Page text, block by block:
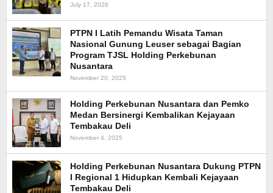
July 17, 2026
PTPN I Latih Pemandu Wisata Taman
Nasional Gunung Leuser sebagai Bagian
Program TJSL Holding Perkebunan
Nusantara
November 20, 2025
Holding Perkebunan Nusantara dan Pemko
Medan Bersinergi Kembalikan Kejayaan
Tembakau Deli
November 4, 2025
Holding Perkebunan Nusantara Dukung PTPN
I Regional 1 Hidupkan Kembali Kejayaan
Tembakau Deli